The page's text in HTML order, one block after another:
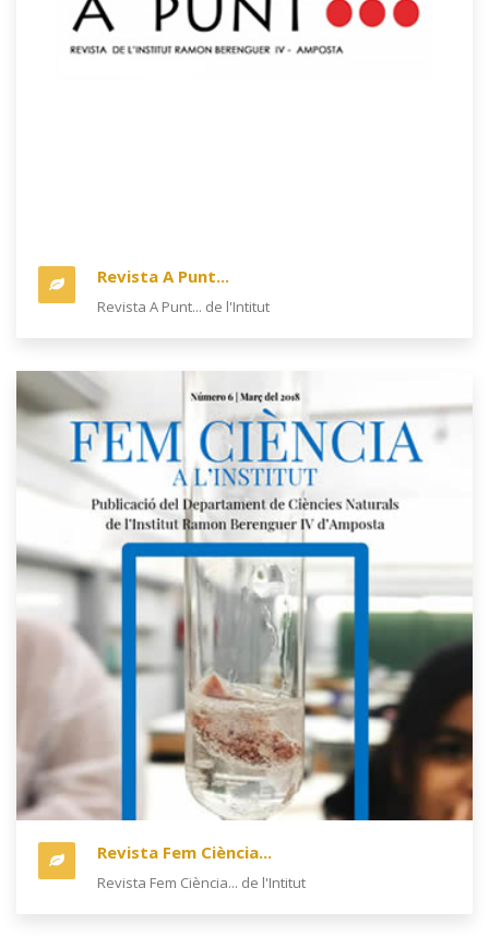
Revista A Punt...
Revista A Punt... de l'Intitut
Revista Fem Ciència...
Revista Fem Ciència... de l'Intitut